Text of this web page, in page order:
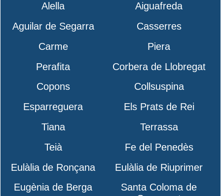
Alella
Aiguafreda
Aguilar de Segarra
Casserres
Carme
Piera
Perafita
Corbera de Llobregat
Copons
Collsuspina
Esparreguera
Els Prats de Rei
Tiana
Terrassa
Teià
Fe del Penedès
Eulàlia de Ronçana
Eulàlia de Riuprimer
Eugènia de Berga
Santa Coloma de